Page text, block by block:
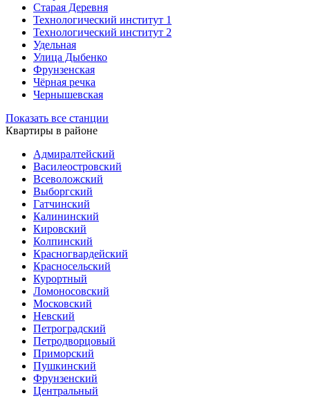
Старая Деревня
Технологический институт 1
Технологический институт 2
Удельная
Улица Дыбенко
Фрунзенская
Чёрная речка
Чернышевская
Показать все станции
Квартиры в районе
Адмиралтейский
Василеостровский
Всеволожский
Выборгский
Гатчинский
Калининский
Кировский
Колпинский
Красногвардейский
Красносельский
Курортный
Ломоносовский
Московский
Невский
Петроградский
Петродворцовый
Приморский
Пушкинский
Фрунзенский
Центральный